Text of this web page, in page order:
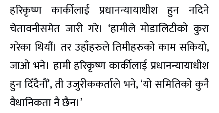
हरिकृष्ण कार्कीलाई प्रधानन्यायाधीश हुन नदिने
चेतावनीसमेत जारी गरे। ‘हामीले मोडालिटीको कुरा
गरेका थियौं। तर उहाँहरुले तिमीहरुको काम सकियो,
जाओ भने। हामी हरिकृष्ण कार्कीलाई प्रधानन्यायाधीश
हुन दिँदैनौं’, ती उजुरीककर्ताले भने, ‘यो समितिको कुनै
वैधानिकता नै छैन।’